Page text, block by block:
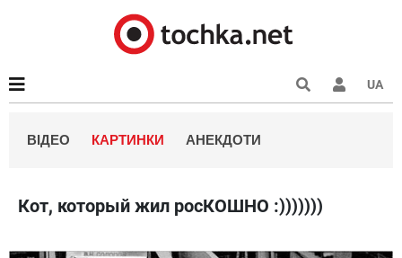
UA
ВІДЕО КАРТИНКИ АНЕКДОТИ
Кот, который жил росКОШНО :)))))))